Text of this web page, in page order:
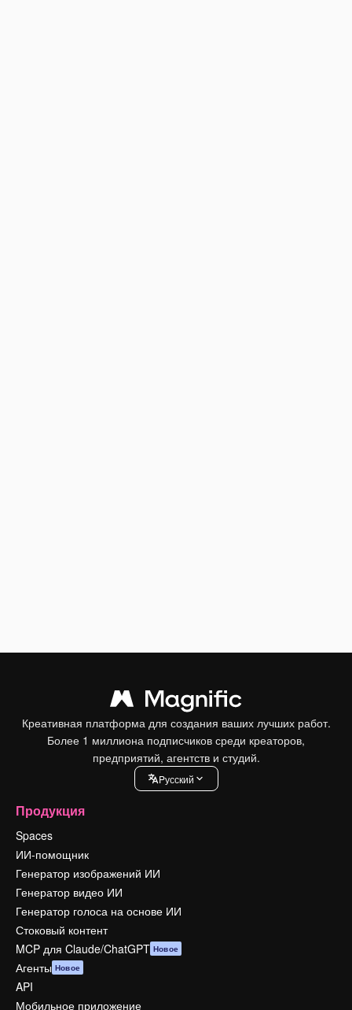
Креативная платформа для создания ваших лучших работ.
Более 1 миллиона подписчиков среди креаторов,
предприятий, агентств и студий.
Pусский
Продукция
Spaces
ИИ-помощник
Генератор изображений ИИ
Генератор видео ИИ
Генератор голоса на основе ИИ
Стоковый контент
MCP для Claude/ChatGPT Новое
Агенты Новое
API
Мобильное приложение